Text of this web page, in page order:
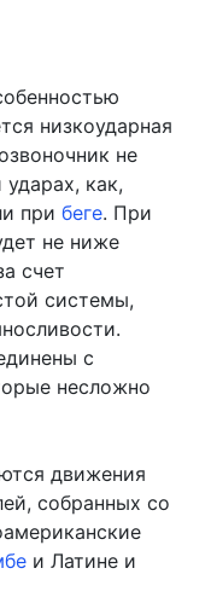
низкоударная
не
как,
при беге. При
не ниже
счет
системы,
с
несложно
движения
собранных со
и Латине и